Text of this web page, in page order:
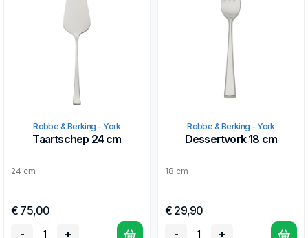
Robbe & Berking - York
Taartschep 24 cm
24 cm
€ 75,00
-
+
Robbe & Berking - York
Dessertvork 18 cm
18 cm
€ 29,90
-
+